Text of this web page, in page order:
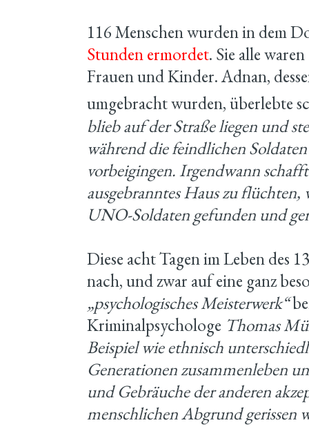
116 Menschen wurden in dem
Stunden ermordet. Sie alle
Frauen und Kinder. Adnan,
umgebracht wurden, überlebte
blieb auf der Straße liegen und
während die feindlichen
vorbeigingen. Irgendwann
ausgebranntes Haus zu flüchten,
UNO-Soldaten gefunden und
Diese acht Tagen im Leben des
nach, und zwar auf eine ganz
„psychologisches Meisterwerk“
Kriminalpsychologe Thomas
Beispiel wie ethnisch
Generationen zusammenleben
und Gebräuche der anderen
menschlichen Abgrund gerissen